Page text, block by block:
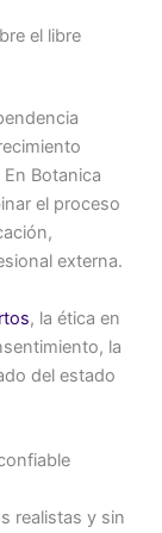
el libre
Botanica
el proceso
externa.
, la ética en
la
del estado
realistas y sin